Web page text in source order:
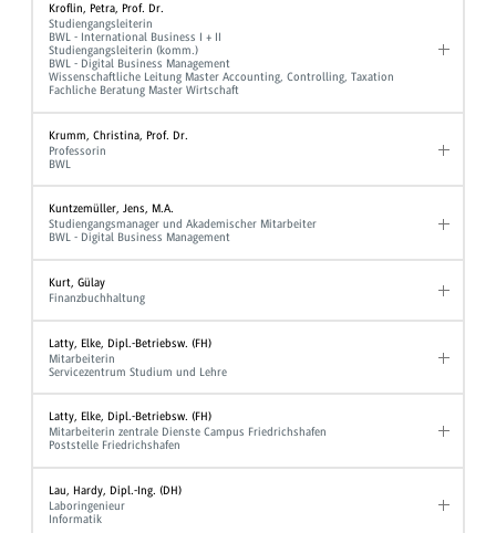
Kroflin, Petra, Prof. Dr.
Studiengangsleiterin
BWL - International Business I + II
Studiengangsleiterin (komm.)
BWL - Digital Business Management
Wissenschaftliche Leitung Master Accounting, Controlling, Taxation
Fachliche Beratung Master Wirtschaft
Krumm, Christina, Prof. Dr.
Professorin
BWL
Kuntzemüller, Jens, M.A.
Studiengangsmanager und Akademischer Mitarbeiter
BWL - Digital Business Management
Kurt, Gülay
Finanzbuchhaltung
Latty, Elke, Dipl.-Betriebsw. (FH)
Mitarbeiterin
Servicezentrum Studium und Lehre
Latty, Elke, Dipl.-Betriebsw. (FH)
Mitarbeiterin zentrale Dienste Campus Friedrichshafen
Poststelle Friedrichshafen
Lau, Hardy, Dipl.-Ing. (DH)
Laboringenieur
Informatik